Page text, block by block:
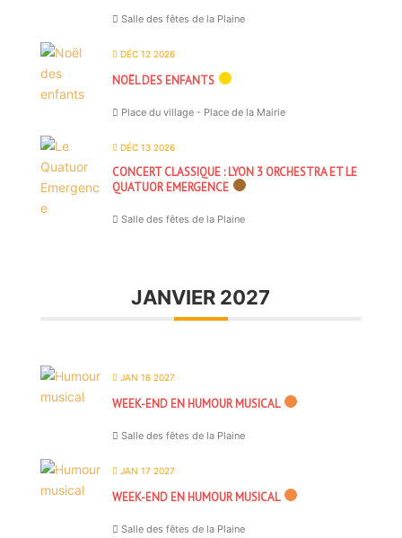
Salle des fêtes de la Plaine
DÉC 12 2026
NOËL DES ENFANTS
Place du village - Place de la Mairie
DÉC 13 2026
CONCERT CLASSIQUE : LYON 3 ORCHESTRA ET LE
QUATUOR EMERGENCE
Salle des fêtes de la Plaine
JANVIER 2027
JAN 16 2027
WEEK-END EN HUMOUR MUSICAL
Salle des fêtes de la Plaine
JAN 17 2027
WEEK-END EN HUMOUR MUSICAL
Salle des fêtes de la Plaine